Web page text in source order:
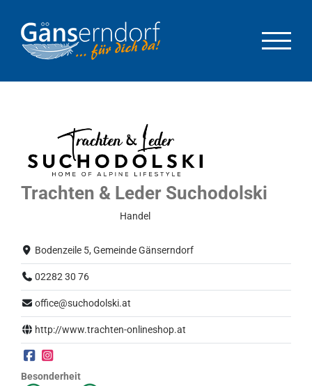
springen
Trachten & Leder Suchodolski
Handel
Bodenzeile 5, Gemeinde Gänserndorf
02282 30 76
office@suchodolski.at
http://www.trachten-onlineshop.at
Besonderheit